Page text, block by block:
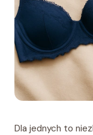
Dla jednych to